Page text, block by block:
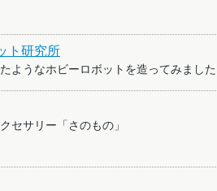
ト研究所
ようなホビーロボットを造ってみまし
セサリー「さのもの」